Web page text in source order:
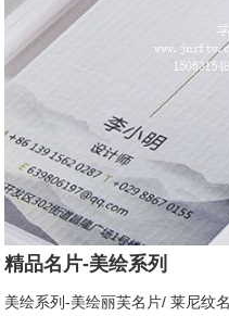
精品名片-美绘系列
美绘系列-美绘丽芙名片/ 莱尼纹